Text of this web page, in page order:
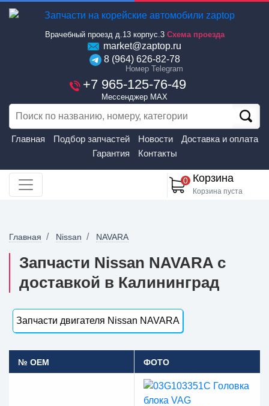
Врачебный проезд д.13 корпус.3 Схема проезда
market@zaptop.ru
8 (964) 626-82-78
Номер Telegram
+7 965-125-76-49
Мессенджер MAX
Главная Подбор запчастей Новости
Доставка и оплата
Гарантия
Контакты
0 Корзина
Корзина пуста
Главная Nissan NAVARA
Запчасти Nissan NAVARA с
доставкой в Калининград
Запчасти двигателя Nissan NAVARA
№ OEM ФОТО